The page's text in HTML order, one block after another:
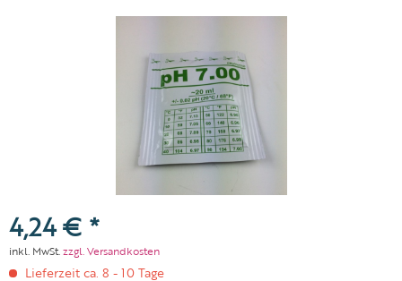
4,24 € *
inkl. MwSt. zzgl. Versandkosten
Lieferzeit ca. 8 - 10 Tage